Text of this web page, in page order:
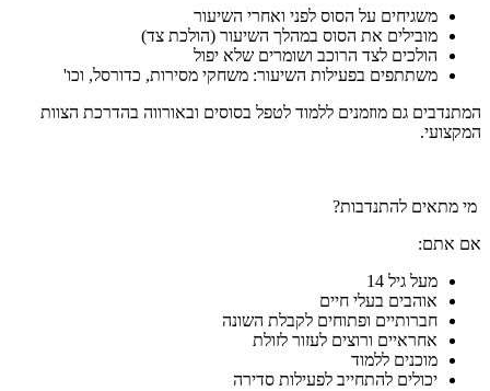
משגיחים על הסוס לפני ואחרי השיעור
מובילים את הסוס במהלך השיעור (הולכת צד)
הולכים לצד הרוכב ושומרים שלא יפול
משתתפים בפעילות השיעור: משחקי מסירות, כדורסל, וכו'
המתנדבים גם מוזמנים ללמוד לטפל בסוסים ובאורווה בהדרכת הצוות
המקצועי.
מי מתאים להתנדבות?
אם אתם:
מעל גיל 14
אוהבים בעלי חיים
חברותיים ופתוחים לקבלת השונה
אחראיים ורוצים לעזור לזולת
מוכנים ללמוד
יכולים להתחייב לפעילות סדירה